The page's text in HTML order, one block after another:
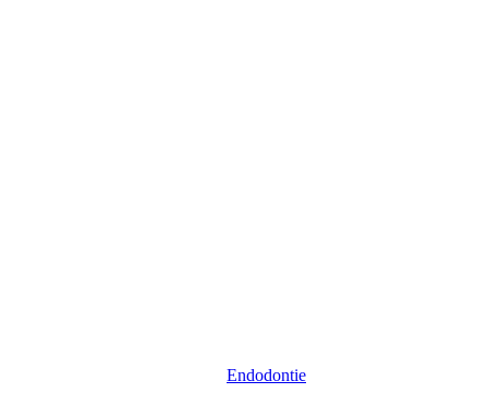
Endodontie